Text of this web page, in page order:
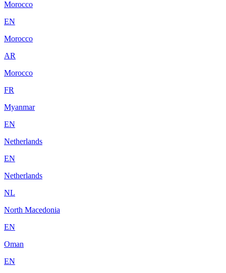
Morocco
EN
Morocco
AR
Morocco
FR
Myanmar
EN
Netherlands
EN
Netherlands
NL
North Macedonia
EN
Oman
EN